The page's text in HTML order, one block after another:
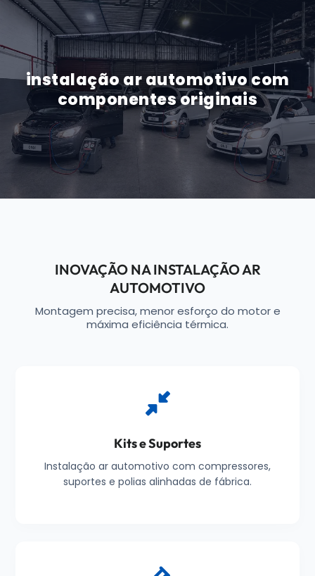
instalação ar automotivo com
componentes originais
INOVAÇÃO NA INSTALAÇÃO AR
AUTOMOTIVO
Montagem precisa, menor esforço do motor e
máxima eficiência térmica.
Kits e Suportes
Instalação ar automotivo com compressores,
suportes e polias alinhadas de fábrica.